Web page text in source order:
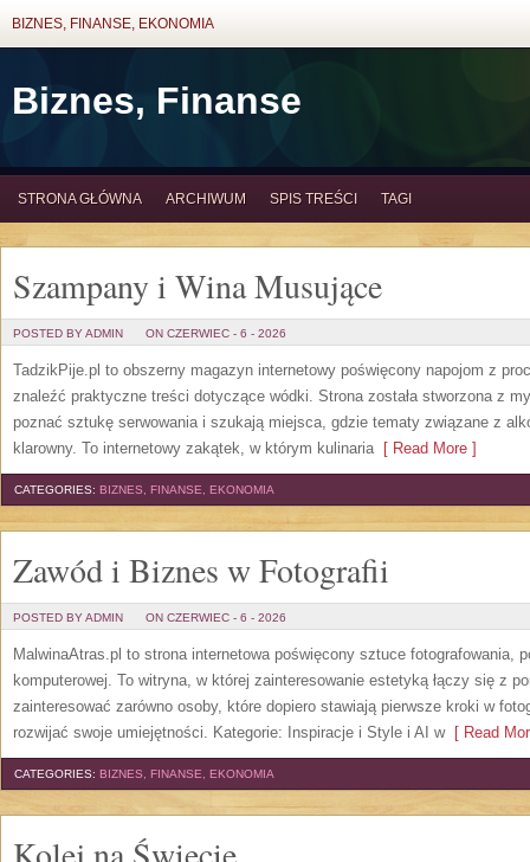
BIZNES, FINANSE, EKONOMIA
Biznes, Finanse
STRONA GŁÓWNA ARCHIWUM SPIS TREŚCI TAGI
Szampany i Wina Musujące
POSTED BY ADMIN ON CZERWIEC - 6 - 2026
TadzikPije.pl to obszerny magazyn internetowy poświęcony napojom z
znaleźć praktyczne treści dotyczące wódki. Strona została stworzona z
poznać sztukę serwowania i szukają miejsca, gdzie tematy związane z
klarowny. To internetowy zakątek, w którym kulinaria[ Read More ]
CATEGORIES: BIZNES, FINANSE, EKONOMIA
Zawód i Biznes w Fotografii
POSTED BY ADMIN ON CZERWIEC - 6 - 2026
MalwinaAtras.pl to strona internetowa poświęcony sztuce fotografowania,
komputerowej. To witryna, w której zainteresowanie estetyką łączy się z
zainteresować zarówno osoby, które dopiero stawiają pierwsze kroki w
rozwijać swoje umiejętności. Kategorie: Inspiracje i Style i AI w[ Read
CATEGORIES: BIZNES, FINANSE, EKONOMIA